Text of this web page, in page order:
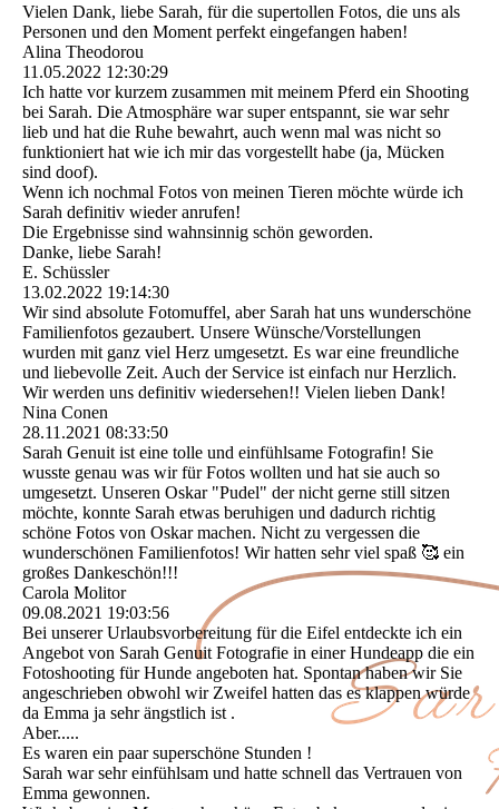
Vielen Dank, liebe Sarah, für die supertollen Fotos, die uns als
Personen und den Moment perfekt eingefangen haben!
Alina Theodorou
11.05.2022 12:30:29
Ich hatte vor kurzem zusammen mit meinem Pferd ein Shooting
bei Sarah. Die Atmosphäre war super entspannt, sie war sehr
lieb und hat die Ruhe bewahrt, auch wenn mal was nicht so
funktioniert hat wie ich mir das vorgestellt habe (ja, Mücken
sind doof).
Wenn ich nochmal Fotos von meinen Tieren möchte würde ich
Sarah definitiv wieder anrufen!
Die Ergebnisse sind wahnsinnig schön geworden.
Danke, liebe Sarah!
E. Schüssler
13.02.2022 19:14:30
Wir sind absolute Fotomuffel, aber Sarah hat uns wunderschöne
Familienfotos gezaubert. Unsere Wünsche/Vorstellungen
wurden mit ganz viel Herz umgesetzt. Es war eine freundliche
und liebevolle Zeit. Auch der Service ist einfach nur Herzlich.
Wir werden uns definitiv wiedersehen!! Vielen lieben Dank!
Nina Conen
28.11.2021 08:33:50
Sarah Genuit ist eine tolle und einfühlsame Fotografin! Sie
wusste genau was wir für Fotos wollten und hat sie auch so
umgesetzt. Unseren Oskar "Pudel" der nicht gerne still sitzen
möchte, konnte Sarah etwas beruhigen und dadurch richtig
schöne Fotos von Oskar machen. Nicht zu vergessen die
wunderschönen Familienfotos! Wir hatten sehr viel spaß 🥰 ein
großes Dankeschön!!!
Carola Molitor
09.08.2021 19:03:56
Bei unserer Urlaubsvorbereitung für die Eifel entdeckte ich ein
Angebot von Sarah Genuit Fotografie in einer Hundeapp die ein
Fotoshooting für Hunde angeboten hat. Spontan haben wir Sie
angeschrieben obwohl wir Zweifel hatten das es klappen würde
da Emma ja sehr ängstlich ist .
Aber.....
Es waren ein paar superschöne Stunden !
Sarah war sehr einfühlsam und hatte schnell das Vertrauen von
Emma gewonnen.